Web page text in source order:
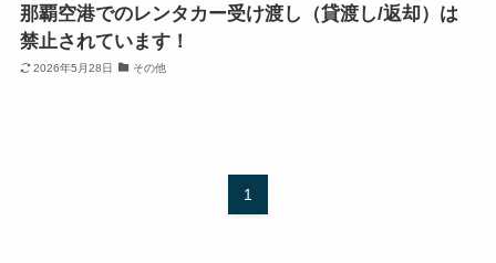
那覇空港でのレンタカー受け渡し（貸渡し/返却）は
禁止されています！
2026年5月28日 その他
1